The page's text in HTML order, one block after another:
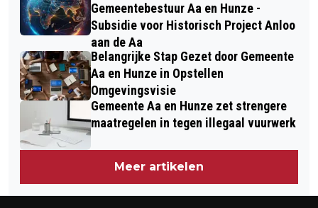
Gemeentebestuur Aa en Hunze -
Subsidie voor Historisch Project Anloo
aan de Aa
Belangrijke Stap Gezet door Gemeente
Aa en Hunze in Opstellen
Omgevingsvisie
Gemeente Aa en Hunze zet strengere
maatregelen in tegen illegaal vuurwerk
Meer artikelen